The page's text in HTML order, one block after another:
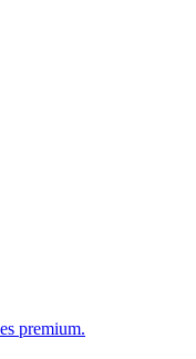
premium.